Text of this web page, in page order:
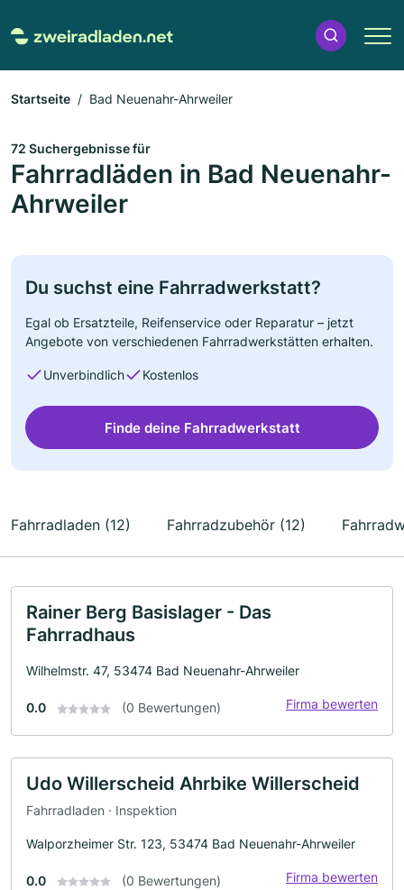
Startseite Bad Neuenahr-Ahrweiler
72 Suchergebnisse für
Fahrradläden in Bad Neuenahr-
Ahrweiler
Du suchst eine Fahrradwerkstatt?
Egal ob Ersatzteile, Reifenservice oder Reparatur – jetzt
Angebote von verschiedenen Fahrradwerkstätten erhalten.
Unverbindlich Kostenlos
Finde deine Fahrradwerkstatt
Fahrradladen (12) Fahrradzubehör (12)
Rainer Berg Basislager - Das
Fahrradhaus
Wilhelmstr. 47, 53474 Bad Neuenahr-Ahrweiler
0.0 (0 Bewertungen) Firma bewerten
Udo Willerscheid Ahrbike Willerscheid
Fahrradladen · Inspektion
Walporzheimer Str. 123, 53474 Bad Neuenahr-Ahrweiler
0.0 (0 Bewertungen) Firma bewerten